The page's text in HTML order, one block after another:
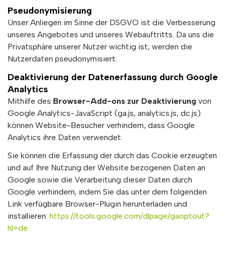
Pseudonymisierung
Unser Anliegen im Sinne der DSGVO ist die Verbesserung
unseres Angebotes und unseres Webauftritts. Da uns die
Privatsphäre unserer Nutzer wichtig ist, werden die
Nutzerdaten pseudonymisiert.
Deaktivierung der Datenerfassung durch Google
Analytics
Mithilfe des Browser-Add-ons zur Deaktivierung von
Google Analytics-JavaScript (ga.js, analytics.js, dc.js)
können Website-Besucher verhindern, dass Google
Analytics ihre Daten verwendet.
Sie können die Erfassung der durch das Cookie erzeugten
und auf Ihre Nutzung der Website bezogenen Daten an
Google sowie die Verarbeitung dieser Daten durch
Google verhindern, indem Sie das unter dem folgenden
Link verfügbare Browser-Plugin herunterladen und
installieren: https://tools.google.com/dlpage/gaoptout?
hl=de